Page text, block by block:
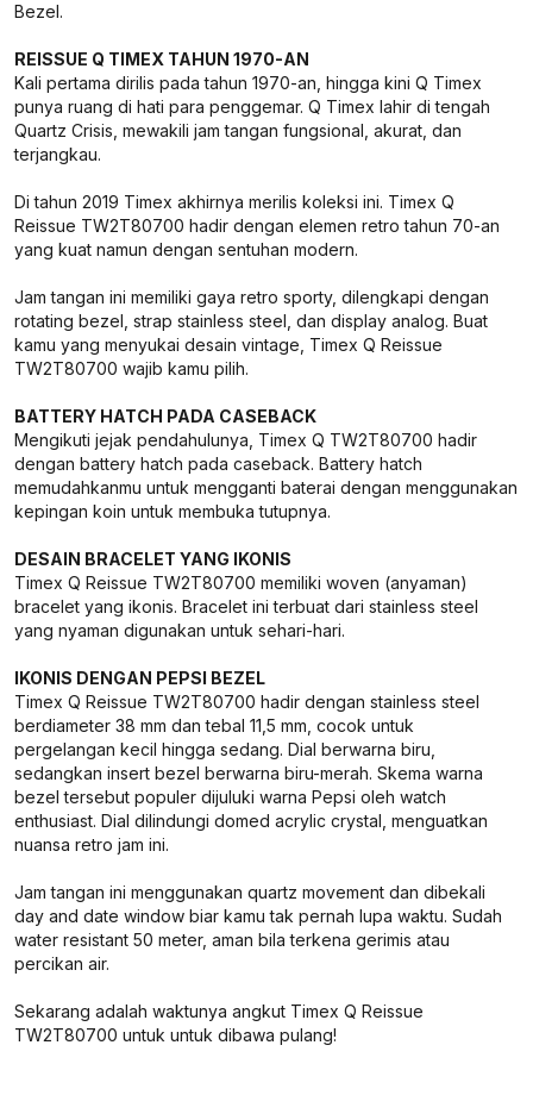
Bezel.
REISSUE Q TIMEX TAHUN 1970-AN
Kali pertama dirilis pada tahun 1970-an, hingga kini Q Timex
punya ruang di hati para penggemar. Q Timex lahir di tengah
Quartz Crisis, mewakili jam tangan fungsional, akurat, dan
terjangkau.
Di tahun 2019 Timex akhirnya merilis koleksi ini. Timex Q
Reissue TW2T80700 hadir dengan elemen retro tahun 70-an
yang kuat namun dengan sentuhan modern.
Jam tangan ini memiliki gaya retro sporty, dilengkapi dengan
rotating bezel, strap stainless steel, dan display analog. Buat
kamu yang menyukai desain vintage, Timex Q Reissue
TW2T80700 wajib kamu pilih.
BATTERY HATCH PADA CASEBACK
Mengikuti jejak pendahulunya, Timex Q TW2T80700 hadir
dengan battery hatch pada caseback. Battery hatch
memudahkanmu untuk mengganti baterai dengan menggunakan
kepingan koin untuk membuka tutupnya.
DESAIN BRACELET YANG IKONIS
Timex Q Reissue TW2T80700 memiliki woven (anyaman)
bracelet yang ikonis. Bracelet ini terbuat dari stainless steel
yang nyaman digunakan untuk sehari-hari.
IKONIS DENGAN PEPSI BEZEL
Timex Q Reissue TW2T80700 hadir dengan stainless steel
berdiameter 38 mm dan tebal 11,5 mm, cocok untuk
pergelangan kecil hingga sedang. Dial berwarna biru,
sedangkan insert bezel berwarna biru-merah. Skema warna
bezel tersebut populer dijuluki warna Pepsi oleh watch
enthusiast. Dial dilindungi domed acrylic crystal, menguatkan
nuansa retro jam ini.
Jam tangan ini menggunakan quartz movement dan dibekali
day and date window biar kamu tak pernah lupa waktu. Sudah
water resistant 50 meter, aman bila terkena gerimis atau
percikan air.
Sekarang adalah waktunya angkut Timex Q Reissue
TW2T80700 untuk untuk dibawa pulang!